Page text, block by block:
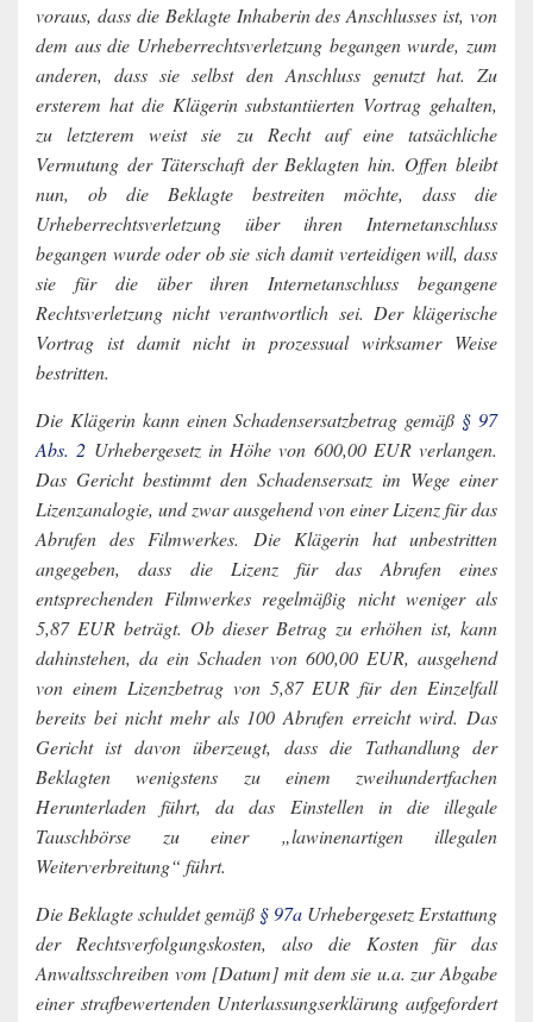
voraus, dass die Beklagte Inhaberin des Anschlusses ist, von
dem aus die Urheberrechtsverletzung begangen wurde, zum
anderen, dass sie selbst den Anschluss genutzt hat. Zu
ersterem hat die Klägerin substantiierten Vortrag gehalten,
zu letzterem weist sie zu Recht auf eine tatsächliche
Vermutung der Täterschaft der Beklagten hin. Offen bleibt
nun, ob die Beklagte bestreiten möchte, dass die
Urheberrechtsverletzung über ihren Internetanschluss
begangen wurde oder ob sie sich damit verteidigen will, dass
sie für die über ihren Internetanschluss begangene
Rechtsverletzung nicht verantwortlich sei. Der klägerische
Vortrag ist damit nicht in prozessual wirksamer Weise
bestritten.
Die Klägerin kann einen Schadensersatzbetrag gemäß § 97
Abs. 2 Urhebergesetz in Höhe von 600,00 EUR verlangen.
Das Gericht bestimmt den Schadensersatz im Wege einer
Lizenzanalogie, und zwar ausgehend von einer Lizenz für das
Abrufen des Filmwerkes. Die Klägerin hat unbestritten
angegeben, dass die Lizenz für das Abrufen eines
entsprechenden Filmwerkes regelmäßig nicht weniger als
5,87 EUR beträgt. Ob dieser Betrag zu erhöhen ist, kann
dahinstehen, da ein Schaden von 600,00 EUR, ausgehend
von einem Lizenzbetrag von 5,87 EUR für den Einzelfall
bereits bei nicht mehr als 100 Abrufen erreicht wird. Das
Gericht ist davon überzeugt, dass die Tathandlung der
Beklagten wenigstens zu einem zweihundertfachen
Herunterladen führt, da das Einstellen in die illegale
Tauschbörse zu einer „lawinenartigen illegalen
Weiterverbreitung“ führt.
Die Beklagte schuldet gemäß § 97a Urhebergesetz Erstattung
der Rechtsverfolgungskosten, also die Kosten für das
Anwaltsschreiben vom [Datum] mit dem sie u.a. zur Abgabe
einer strafbewertenden Unterlassungserklärung aufgefordert